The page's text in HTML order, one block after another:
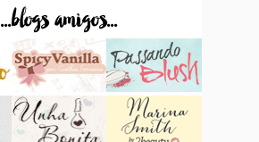
...blogs amigos...